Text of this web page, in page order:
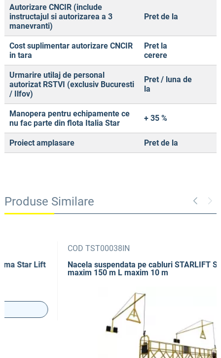
Autorizare CNCIR (include
instructajul si autorizarea a 3
manevranti)
Pret de la
Cost suplimentar autorizare CNCIR
in tara
Pret la
cerere
Urmarire utilaj de personal
autorizat RSTVI (exclusiv Bucuresti
/ Ilfov)
Pret / luna de
la
Manopera pentru echipamente ce
nu fac parte din flota Italia Star
+ 35 %
Proiect amplasare Pret de la
Produse Similare
COD TST00038IN
Nacela suspendata pe cabluri STARLIFT SL10 H
maxim 150 m L maxim 10 m